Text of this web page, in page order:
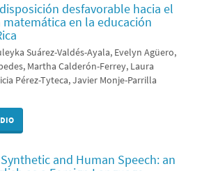
desfavorable hacia el
en la educación
Suárez-Valdés-Ayala, Evelyn Agüero,
Martha Calderón-Ferrey, Laura
Pérez-Tyteca, Javier Monje-Parrilla
and Human Speech: an